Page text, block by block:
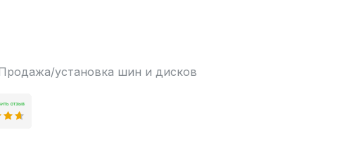
установка шин и дисков